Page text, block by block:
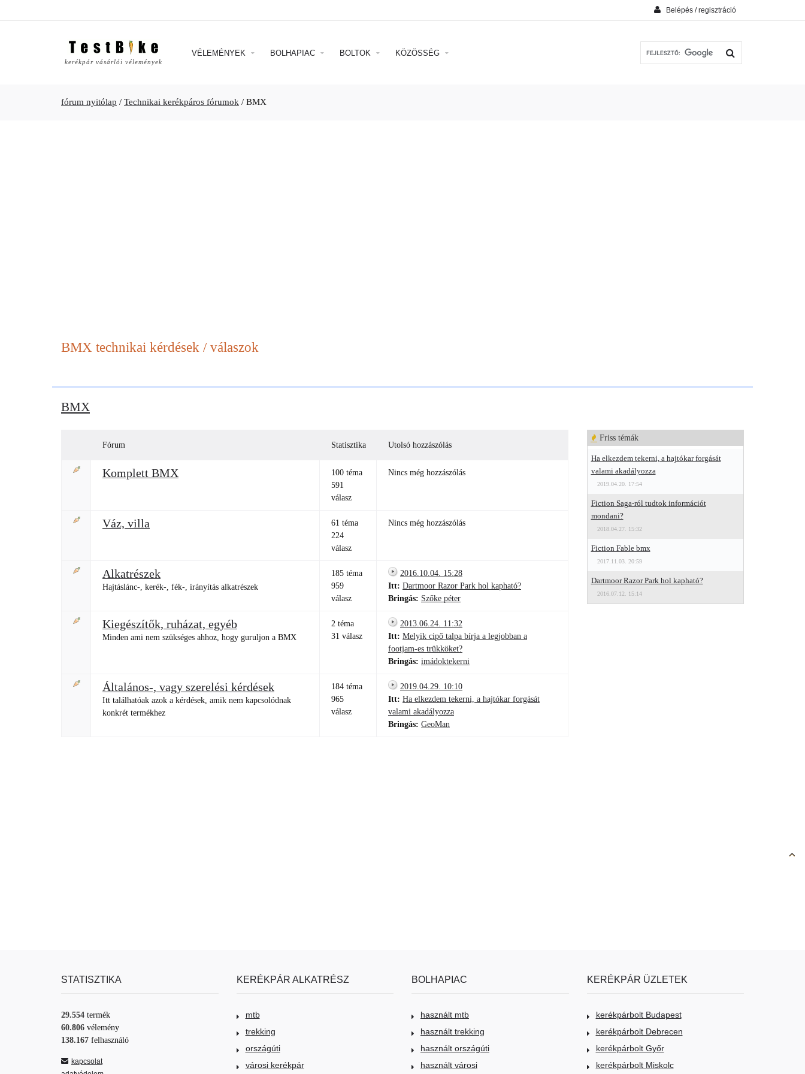
Belépés / regisztráció
kerékpár vásárlói vélemények
VÉLEMÉNYEK BOLHAPIAC BOLTOK KÖZÖSSÉG
fórum nyitólap / Technikai kerékpáros fórumok / BMX
BMX technikai kérdések / válaszok
BMX
Friss témák
Ha elkezdem tekerni, a hajtókar forgását
valami akadályozza
2019.04.20. 17:54
Fiction Saga-ról tudtok információt
mondani?
2018.04.27. 15:32
Fiction Fable bmx
2017.11.03. 20:59
Dartmoor Razor Park hol kapható?
2016.07.12. 15:14
Fórum Statisztika Utolsó hozzászólás
Komplett BMX
100 téma
591
válasz
Nincs még hozzászólás
Váz, villa
61 téma
224
válasz
Nincs még hozzászólás
Alkatrészek
Hajtáslánc-, kerék-, fék-, irányítás alkatrészek
185 téma
959
válasz
2016.10.04. 15:28
Itt: Dartmoor Razor Park hol kapható?
Bringás: Szőke péter
Kiegészítők, ruházat, egyéb
Minden ami nem szükséges ahhoz, hogy guruljon a BMX
2 téma
31 válasz
2013.06.24. 11:32
Itt: Melyik cipő talpa bírja a legjobban a
footjam-es trükköket?
Bringás: imádoktekerni
Általános-, vagy szerelési kérdések
Itt találhatóak azok a kérdések, amik nem kapcsolódnak
konkrét termékhez
184 téma
965
válasz
2019.04.29. 10:10
Itt: Ha elkezdem tekerni, a hajtókar forgását
valami akadályozza
Bringás: GeoMan
STATISZTIKA
29.554 termék
60.806 vélemény
138.167 felhasználó
kapcsolat
KERÉKPÁR ALKATRÉSZ
mtb
trekking
országúti
városi kerékpár
BOLHAPIAC
használt mtb
használt trekking
használt országúti
használt városi
KERÉKPÁR ÜZLETEK
kerékpárbolt Budapest
kerékpárbolt Debrecen
kerékpárbolt Győr
kerékpárbolt Miskolc